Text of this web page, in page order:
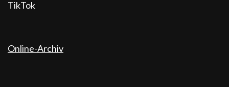
TikTok
Online-Archiv